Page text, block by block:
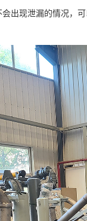
出现泄漏的情况，